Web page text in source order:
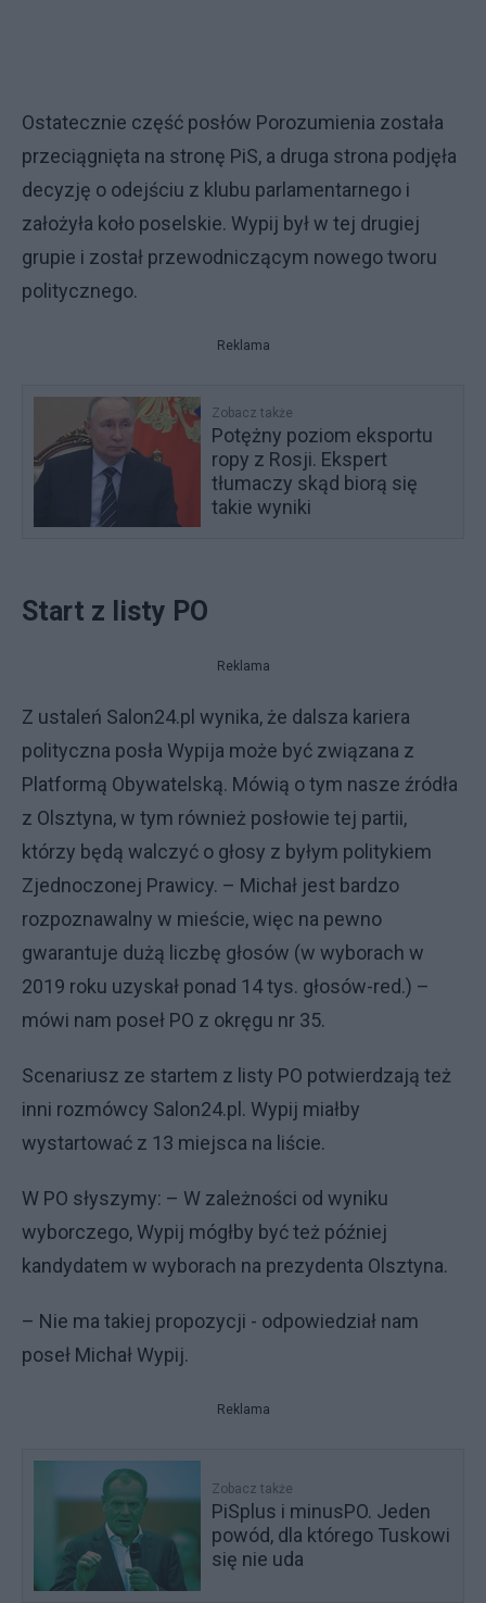
Ostatecznie część posłów Porozumienia została
przeciągnięta na stronę PiS, a druga strona podjęła
decyzję o odejściu z klubu parlamentarnego i
założyła koło poselskie. Wypij był w tej drugiej
grupie i został przewodniczącym nowego tworu
politycznego.
Reklama
Zobacz także
Potężny poziom eksportu
ropy z Rosji. Ekspert
tłumaczy skąd biorą się
takie wyniki
Start z listy PO
Reklama
Z ustaleń Salon24.pl wynika, że dalsza kariera
polityczna posła Wypija może być związana z
Platformą Obywatelską. Mówią o tym nasze źródła
z Olsztyna, w tym również posłowie tej partii,
którzy będą walczyć o głosy z byłym politykiem
Zjednoczonej Prawicy. – Michał jest bardzo
rozpoznawalny w mieście, więc na pewno
gwarantuje dużą liczbę głosów (w wyborach w
2019 roku uzyskał ponad 14 tys. głosów-red.) –
mówi nam poseł PO z okręgu nr 35.
Scenariusz ze startem z listy PO potwierdzają też
inni rozmówcy Salon24.pl. Wypij miałby
wystartować z 13 miejsca na liście.
W PO słyszymy: – W zależności od wyniku
wyborczego, Wypij mógłby być też później
kandydatem w wyborach na prezydenta Olsztyna.
– Nie ma takiej propozycji - odpowiedział nam
poseł Michał Wypij.
Reklama
Zobacz także
PiSplus i minusPO. Jeden
powód, dla którego Tuskowi
się nie uda